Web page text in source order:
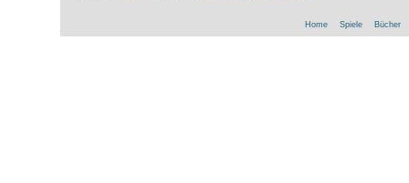
Home Spiele Bücher